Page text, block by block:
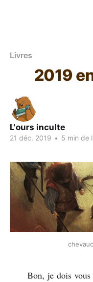
Livres
2019
L'ours inculte
21 déc. 2019 • 5 min de
Bon, je dois